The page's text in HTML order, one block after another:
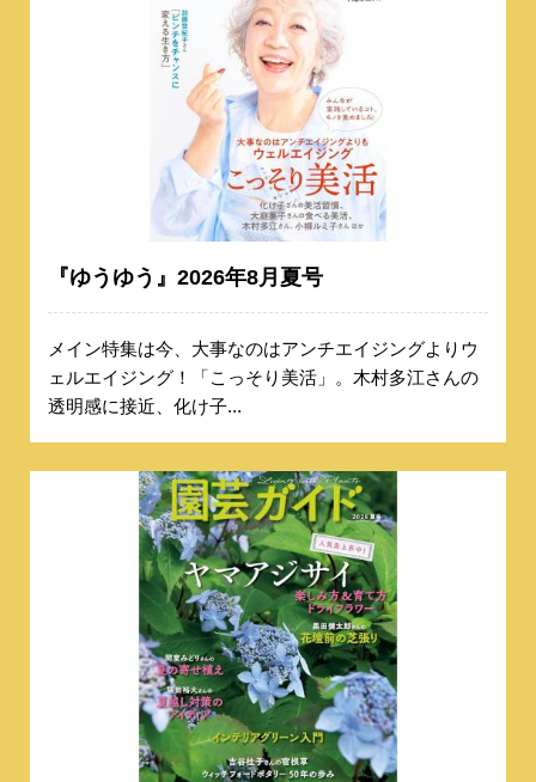
『ゆうゆう』2026年8月夏号
メイン特集は今、大事なのはアンチエイジングよりウ
ェルエイジング！「こっそり美活」。木村多江さんの
透明感に接近、化け子...